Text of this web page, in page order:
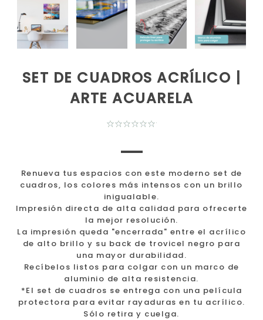
SET DE CUADROS ACRÍLICO |
ARTE ACUARELA
Renueva tus espacios con este moderno set de
cuadros, los colores más intensos con un brillo
inigualable.
Impresión directa de alta calidad para ofrecerte
la mejor resolución.
La impresión queda "encerrada" entre el acrílico
de alto brillo y su back de trovicel negro para
una mayor durabilidad.
Recíbelos listos para colgar con un marco de
aluminio de alta resistencia.
*El set de cuadros se entrega con una película
protectora para evitar rayaduras en tu acrílico.
Sólo retira y cuelga.